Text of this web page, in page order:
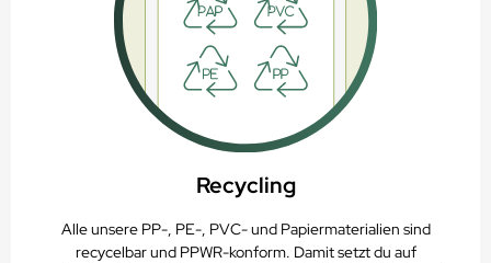
Recycling
Alle unsere PP-, PE-, PVC- und Papiermaterialien sind
recycelbar und PPWR-konform. Damit setzt du auf